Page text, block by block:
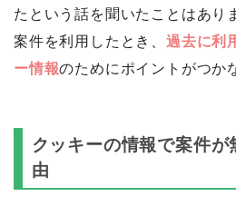
たという話を聞いたことはあり
案件を利用したとき、 過去に利
ー情報のためにポイントがつか
クッキーの情報で案件が
由